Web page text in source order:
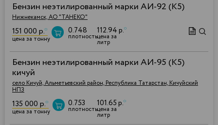
Бензин неэтилированный марки АИ-92 (К5)
Нижнекамск, АО "ТАНЕКО"
151 000 р.*
цена за тонну
0.748
плотность
112.94 р.*
цена за
литр
Бензин неэтилированный марки АИ-95 (К5)
кичуй
село Кичуй, Альметьевский район, Республика Татарстан, Кичуйский
НПЗ
135 000 р.*
цена за тонну
0.753
плотность
101.65 р.*
цена за
литр